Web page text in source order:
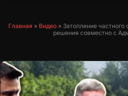
Главная » Видео » Затопление
решения совместно с